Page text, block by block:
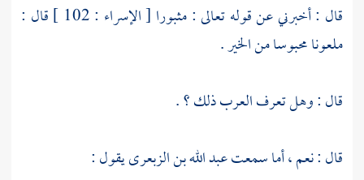
قال : أخبرني عن قوله تعالى : مثبورا [ الإسراء : 102 ] قال :
ملعونا محبوسا من الخير .
قال : وهل تعرف العرب ذلك ؟ .
قال : نعم ، أما سمعتعبد الله بن الزبعرىيقول :